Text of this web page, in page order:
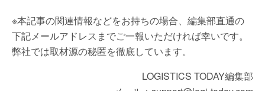
※本記事の関連情報などをお持ちの場合、編集部直通の
下記メールアドレスまでご一報いただければ幸いです。
弊社では取材源の秘匿を徹底しています。
LOGISTICS TODAY編集部